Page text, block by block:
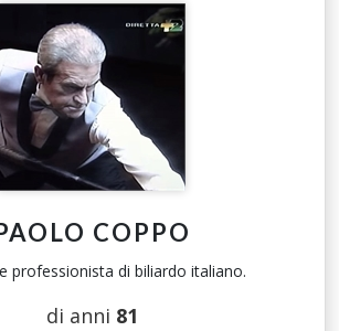
COPPO
professionista di biliardo italiano.
di anni 81